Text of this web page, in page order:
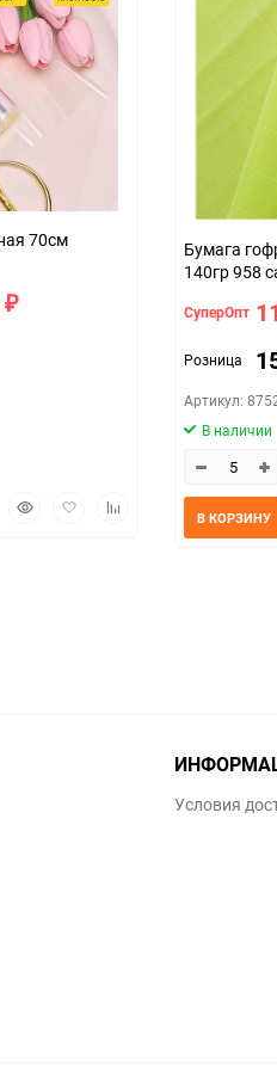
Пленка прозрачная 70см
₽
БыстрыйДобавитьДобавить
Бумага
140гр 958
СуперОпт
Розница
Артикул:
В наличии
В КОРЗИНУ
Условия